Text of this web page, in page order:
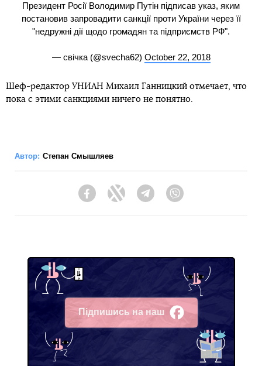
Президент Росії Володимир Путін підписав указ, яким
постановив запровадити санкції проти України через її
"недружні дії щодо громадян та підприємств РФ".
— свічка (@svecha62) October 22, 2018
Шеф-редактор УНИАН Михаил Ганницкий отмечает, что
пока с этими санкциями ничего не понятно.
Автор: Степан Смышляев
FacebookTwitter Telegram
Підпишись на наш
Facebook